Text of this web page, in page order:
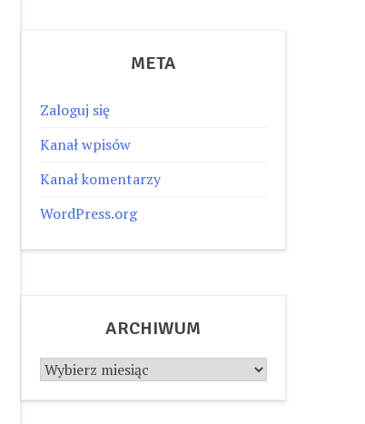
META
Zaloguj się
Kanał wpisów
Kanał komentarzy
WordPress.org
ARCHIWUM
Archiwum